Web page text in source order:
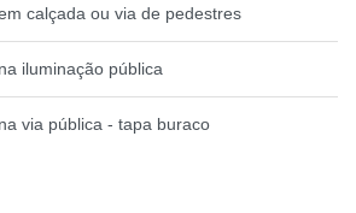
calçada ou via de pedestres
iluminação pública
via pública - tapa buraco